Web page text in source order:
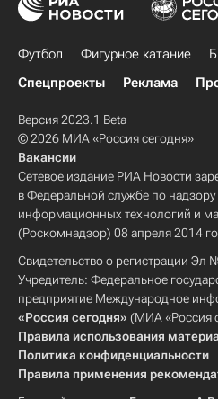
Футбол Фигурное катание
Спецпроекты
Реклама
Версия 2023.1 Beta
© 2026 МИА «Россия сегодня»
Вакансии
Сетевое издание РИА Новости
в Федеральной службе по надзору
информационных технологий и
(Роскомнадзор) 08 апреля 2014
Свидетельство о регистрации
Учредитель: Федеральное
предприятие Международное
«Россия сегодня» (МИА «Россия
Правила использования
Политика конфиденциальности
Правила применения